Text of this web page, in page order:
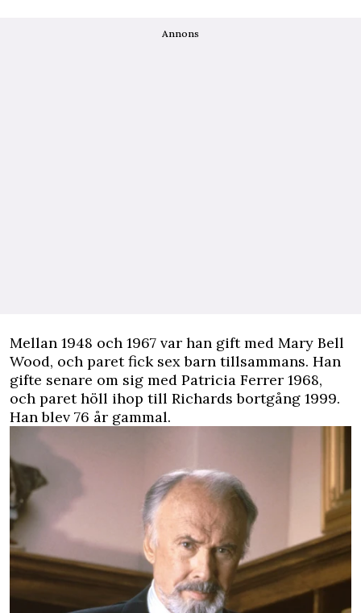
Annons
Mellan 1948 och 1967 var han gift med Mary Bell
Wood, och paret fick sex barn tillsammans. Han
gifte senare om sig med Patricia Ferrer 1968,
och paret höll ihop till Richards bortgång 1999.
Han blev 76 år gammal.